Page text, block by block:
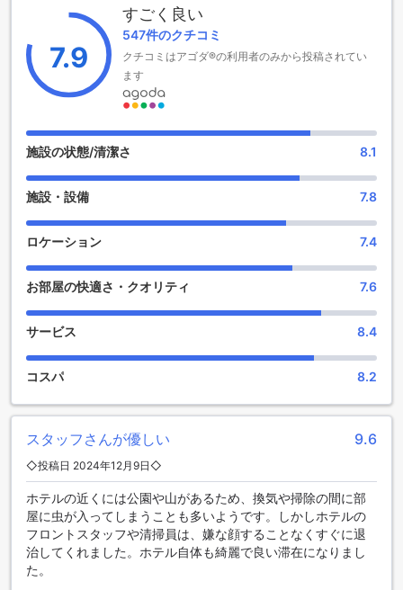
楽しみの施設を満喫！アリオン シティホテル & アパートメン
ト ウィーンのエンターテイメント施設
アリオン シティホテル & アパートメント ウィーンでは、快適
な滞在をお楽しみいただけるさまざまなエンターテイメント
施設をご用意しています。まずは、ホテル内のバーでお好み
のドリンクを楽しんでいただけます。リラックスした雰囲気
の中で、美味しいカクテルやビールを味わいながら、旅の疲
また、アリオン シティホテル & アパートメント ウィーンには
サウナも完備されています。疲れた体を温めてリフレッシュ
するのに最適な場所です。サウナで汗を流した後は、プール
やジャグジーでのんびりと過ごすこともできます。
あります。静かな環境で本を読んだり、他のゲストと交流し
たりすることができます。忙しい観光の合間や夜のひととき
に、くつろぎの場所として利用してみてください。
ト ウィーン
アリオン シティホテル & アパートメント ウィーンは、快適な
滞在をサポートするさまざまな便利な施設を提供していま
す。まず、ランドリーサービスがありますので、長期滞在や
ックスが完備されており、貴重品の安全な保管が可能です。
ホテル内の公共エリアでは、Wi-Fiが利用可能です。また、全
客室で無料のWi-Fiが提供されているため、快適なインターネ
ット接続が可能です。ドライクリーニングサービスもあり、
衣類のお手入れに困ることはありません。荷物の預かりサー
ビスも提供されており、チェックイン前やチェックアウト後
にも便利です。
7.9
すごく良い
547件のクチコミ
クチコミはアゴダ®の利用者のみから投稿されてい
ます
施設の状態/清潔さ 8.1
施設・設備 7.8
ロケーション 7.4
お部屋の快適さ・クオリティ 7.6
サービス 8.4
コスパ 8.2
スタッフさんが優しい 9.6
◇投稿日 2024年12月9日◇
ホテルの近くには公園や山があるため、換気や掃除の間に部
屋に虫が入ってしまうことも多いようです。しかしホテルの
フロントスタッフや清掃員は、嫌な顔することなくすぐに退
治してくれました。ホテル自体も綺麗で良い滞在になりまし
た。